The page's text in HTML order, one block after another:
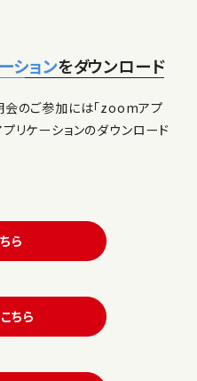
ションをダウンロード
会のご参加には「zoomアプ
リケーションのダウンロード
ら
ちら